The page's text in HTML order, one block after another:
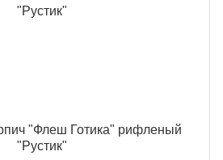
"Флеш Готика" рифленый
"Рустик"